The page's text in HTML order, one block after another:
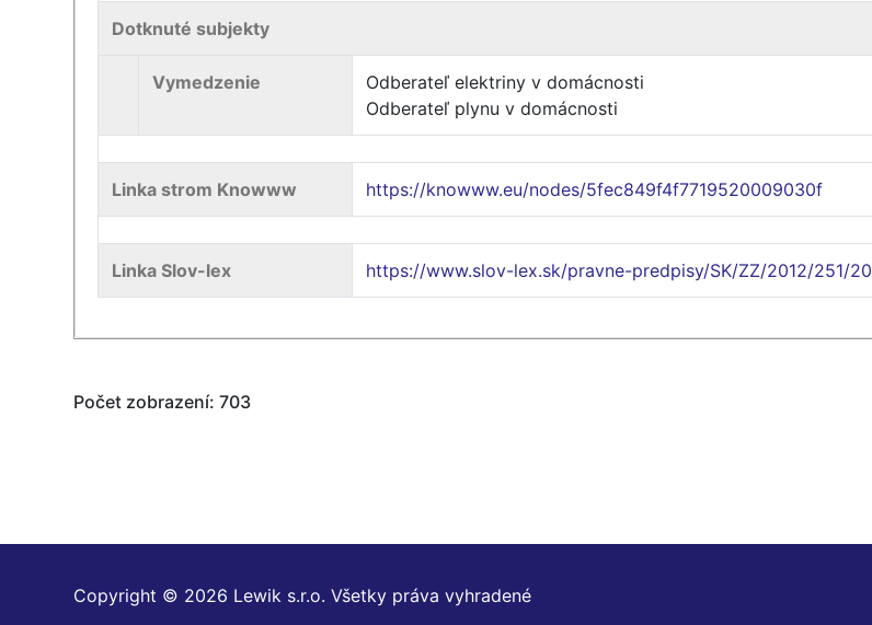
Dotknuté subjekty
Vymedzenie
Odberateľ elektriny v domácnosti
Odberateľ plynu v domácnosti
Linka strom Knowww https://knowww.eu/nodes/5fec849f4f7719520009030f
Linka Slov-lex https://www.slov-lex.sk/pravne-predpisy/SK/ZZ/2012/251/
Počet zobrazení: 703
Copyright © 2026 Lewik s.r.o. Všetky práva vyhradené